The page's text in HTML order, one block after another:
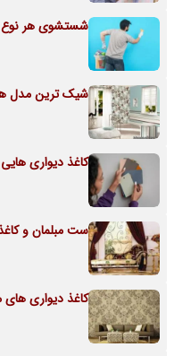
شستشوی هر نوع
شیک ترین مدل های
کاغذ دیواری
ست مبلمان و کاغذ
کاغذ دیواری